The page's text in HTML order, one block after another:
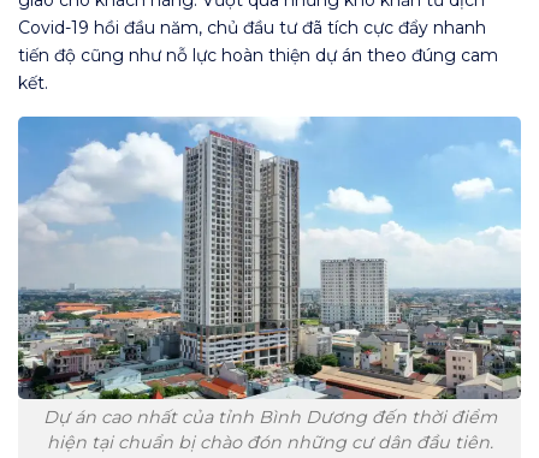
Covid-19 hồi đầu năm, chủ đầu tư đã tích cực đẩy nhanh
tiến độ cũng như nỗ lực hoàn thiện dự án theo đúng cam
kết.
Dự án cao nhất của tỉnh Bình Dương đến thời điểm
hiện tại chuẩn bị chào đón những cư dân đầu tiên.